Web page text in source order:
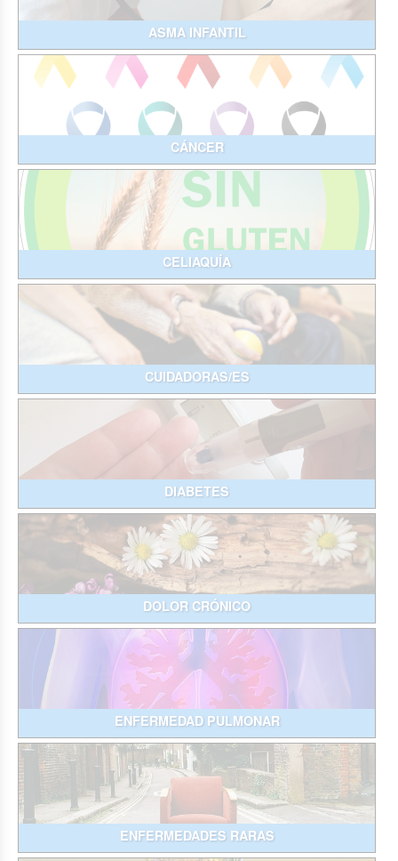
ASMA INFANTIL
CÁNCER
CELIAQUÍA
CUIDADORAS/ES
DIABETES
DOLOR CRÓNICO
ENFERMEDAD PULMONAR
ENFERMEDADES RARAS